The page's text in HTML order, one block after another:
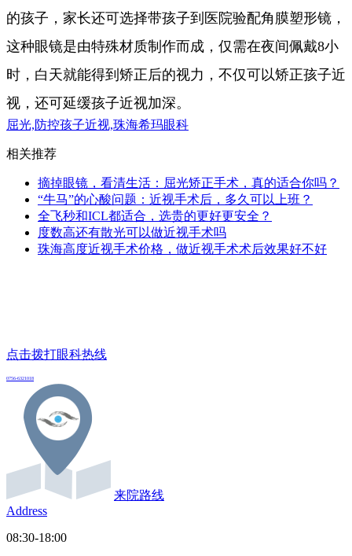
的孩子，家长还可选择带孩子到医院验配角膜塑形镜，
这种眼镜是由特殊材质制作而成，仅需在夜间佩戴8小
时，白天就能得到矫正后的视力，不仅可以矫正孩子近
视，还可延缓孩子近视加深。
屈光,防控孩子近视,珠海希玛眼科
相关推荐
摘掉眼镜，看清生活：屈光矫正手术，真的适合你吗？
“牛马”的心酸问题：近视手术后，多久可以上班？
全飞秒和ICL都适合，选贵的更好更安全？
度数高还有散光可以做近视手术吗
珠海高度近视手术价格，做近视手术术后效果好不好
点击拨打眼科热线
0756-6321018
来院路线
Address
08:30-18:00